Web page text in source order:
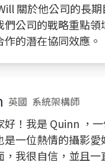
關於他公司的長期
們公司的戰略重點領
作的潛在協同效應。
英國 系統架構師
好！我是 Quinn ，
是一位熱情的攝影
，我很自信，並且